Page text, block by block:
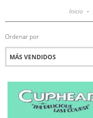
Inicio -
Ordenar por